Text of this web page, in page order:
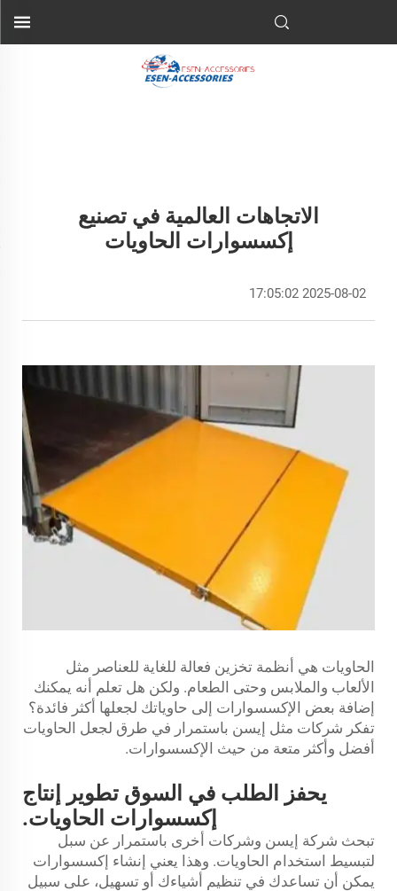
الاتجاهات العالمية في تصنيع
إكسسوارات الحاويات
2025-08-02 17:05:02
الحاويات هي أنظمة تخزين فعالة للغاية للعناصر مثل
الألعاب والملابس وحتى الطعام. ولكن هل تعلم أنه يمكنك
إضافة بعض الإكسسوارات إلى حاوياتك لجعلها أكثر فائدة؟
تفكر شركات مثل إيسن باستمرار في طرق لجعل الحاويات
أفضل وأكثر متعة من حيث الإكسسوارات.
يحفز الطلب في السوق تطوير إنتاج
إكسسوارات الحاويات.
تبحث شركة إيسن وشركات أخرى باستمرار عن سبل
لتبسيط استخدام الحاويات. وهذا يعني إنشاء إكسسوارات
يمكن أن تساعدك في تنظيم أشياءك أو تسهيل، على سبيل